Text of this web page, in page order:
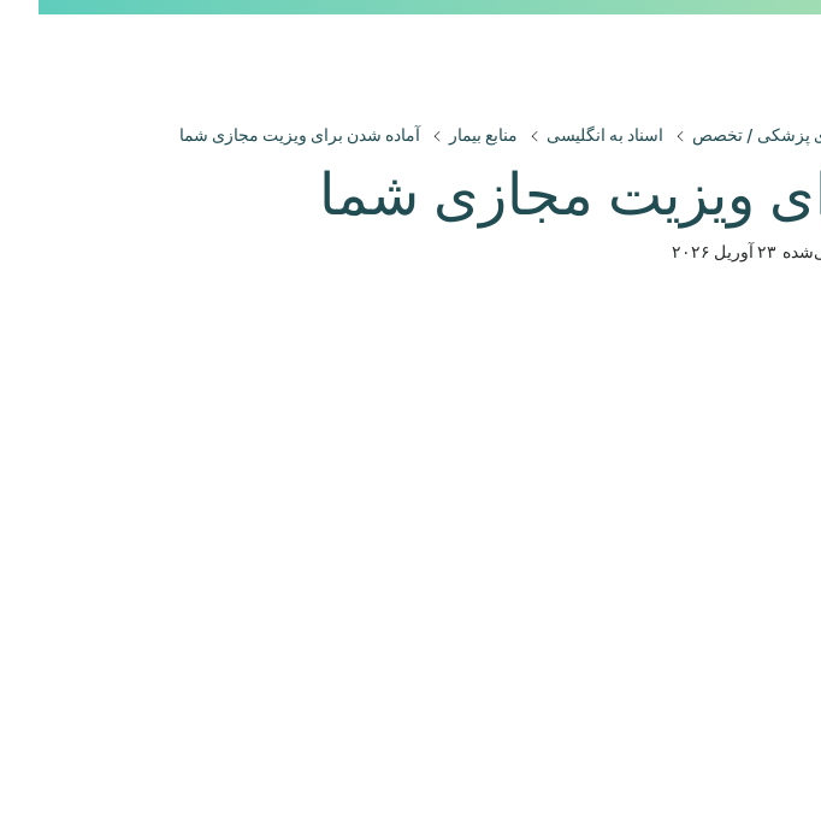
پزشکی / تخصص اسناد به انگلیسی منابع بیمار آماده شدن برای ویزیت مجازی شما
ویزیت مجازی شما
۲۳ آوریل ۲۰۲۶